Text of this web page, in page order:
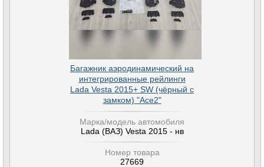
Багажник аэродинамический на
интегрированные рейлинги
Lada Vesta 2015+ SW (чёрный с
замком) "Ace2"
Марка/модель автомобиля
Lada (ВАЗ) Vesta 2015 - нв
Номер товара
27669